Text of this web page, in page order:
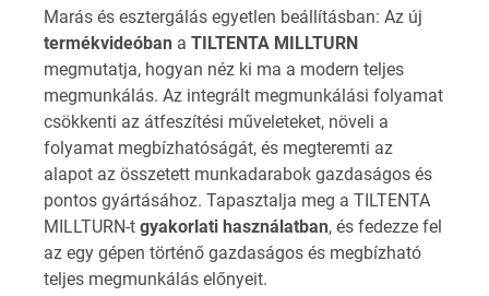
Marás és esztergálás egyetlen beállításban: Az új
termékvideóban a TILTENTA MILLTURN
megmutatja, hogyan néz ki ma a modern teljes
megmunkálás. Az integrált megmunkálási folyamat
csökkenti az átfeszítési műveleteket, növeli a
folyamat megbízhatóságát, és megteremti az
alapot az összetett munkadarabok gazdaságos és
pontos gyártásához. Tapasztalja meg a TILTENTA
MILLTURN-t gyakorlati használatban, és fedezze fel
az egy gépen történő gazdaságos és megbízható
teljes megmunkálás előnyeit.